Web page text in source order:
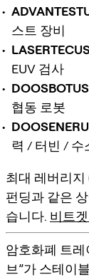
스트 장비
EUV 검사
협동 로봇
력 / 터빈 / 수
최대 레버리지
펀딩과 같은
습니다. 비트
암호화폐 트레
브”가 스테이